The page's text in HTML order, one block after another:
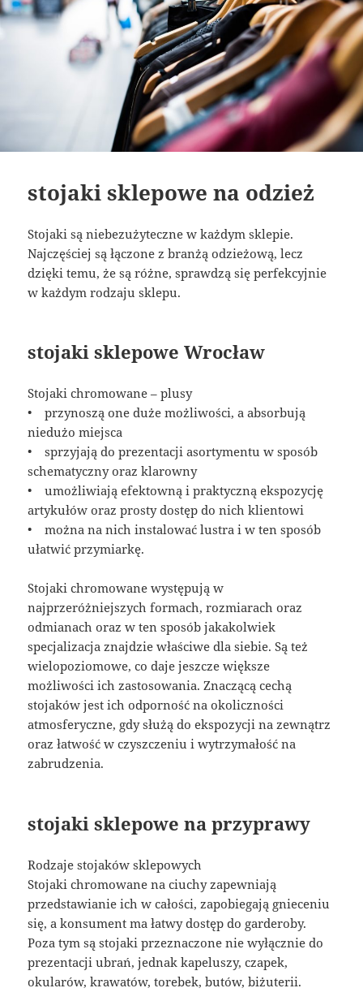
stojaki sklepowe na odzież
Stojaki są niebezużyteczne w każdym sklepie.
Najczęściej są łączone z branżą odzieżową, lecz
dzięki temu, że są różne, sprawdzą się perfekcyjnie
w każdym rodzaju sklepu.
stojaki sklepowe Wrocław
Stojaki chromowane – plusy
• przynoszą one duże możliwości, a absorbują
niedużo miejsca
• sprzyjają do prezentacji asortymentu w sposób
schematyczny oraz klarowny
• umożliwiają efektowną i praktyczną ekspozycję
artykułów oraz prosty dostęp do nich klientowi
• można na nich instalować lustra i w ten sposób
ułatwić przymiarkę.
Stojaki chromowane występują w
najprzeróżniejszych formach, rozmiarach oraz
odmianach oraz w ten sposób jakakolwiek
specjalizacja znajdzie właściwe dla siebie. Są też
wielopoziomowe, co daje jeszcze większe
możliwości ich zastosowania. Znaczącą cechą
stojaków jest ich odporność na okoliczności
atmosferyczne, gdy służą do ekspozycji na zewnątrz
oraz łatwość w czyszczeniu i wytrzymałość na
zabrudzenia.
stojaki sklepowe na przyprawy
Rodzaje stojaków sklepowych
Stojaki chromowane na ciuchy zapewniają
przedstawianie ich w całości, zapobiegają gnieceniu
się, a konsument ma łatwy dostęp do garderoby.
Poza tym są stojaki przeznaczone nie wyłącznie do
prezentacji ubrań, jednak kapeluszy, czapek,
okularów, krawatów, torebek, butów, biżuterii.